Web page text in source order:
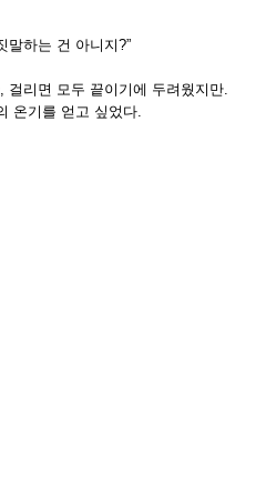
말하는 건 아니지?”
리면 모두 끝이기에 두려웠지만.
온기를 얻고 싶었다.